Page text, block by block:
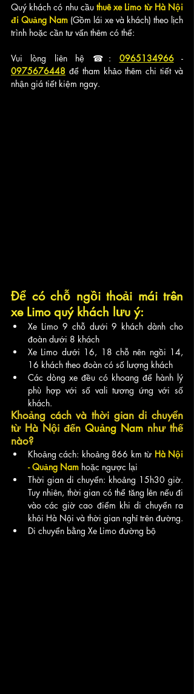
Quý khách có nhu cầu thuê xe Limo từ Hà Nội
đi Quảng Nam (Gồm lái xe và khách) theo lịch
trình hoặc cần tư vấn thêm có thể:
Vui lòng liên hệ ☎: 0965134966
0975676448 để tham khảo thêm chi tiết và
nhận giá tiết kiệm ngay.
Để có chỗ ngồi thoải mái trên
xe Limo quý khách lưu ý:
Xe Limo 9 chỗ dưới 9 khách dành cho
đoàn dưới 8 khách
Xe Limo dưới 16, 18 chỗ nên ngồi 14,
16 khách theo đoàn có số lượng khách
Các dòng xe đều có khoang để hành lý
phù hợp với số vali tương ứng với số
khách.
Khoảng cách và thời gian di chuyển
từ Hà Nội đến Quảng Nam như thế
nào?
Khoảng cách: khoảng 866 km từ Hà Nội
- Quảng Nam hoặc ngược lại
Thời gian di chuyển: khoảng 15h30 giờ.
Tuy nhiên, thời gian có thể tăng lên nếu đi
vào các giờ cao điểm khi di chuyển ra
Di chuyển bằng Xe Limo đường bộ